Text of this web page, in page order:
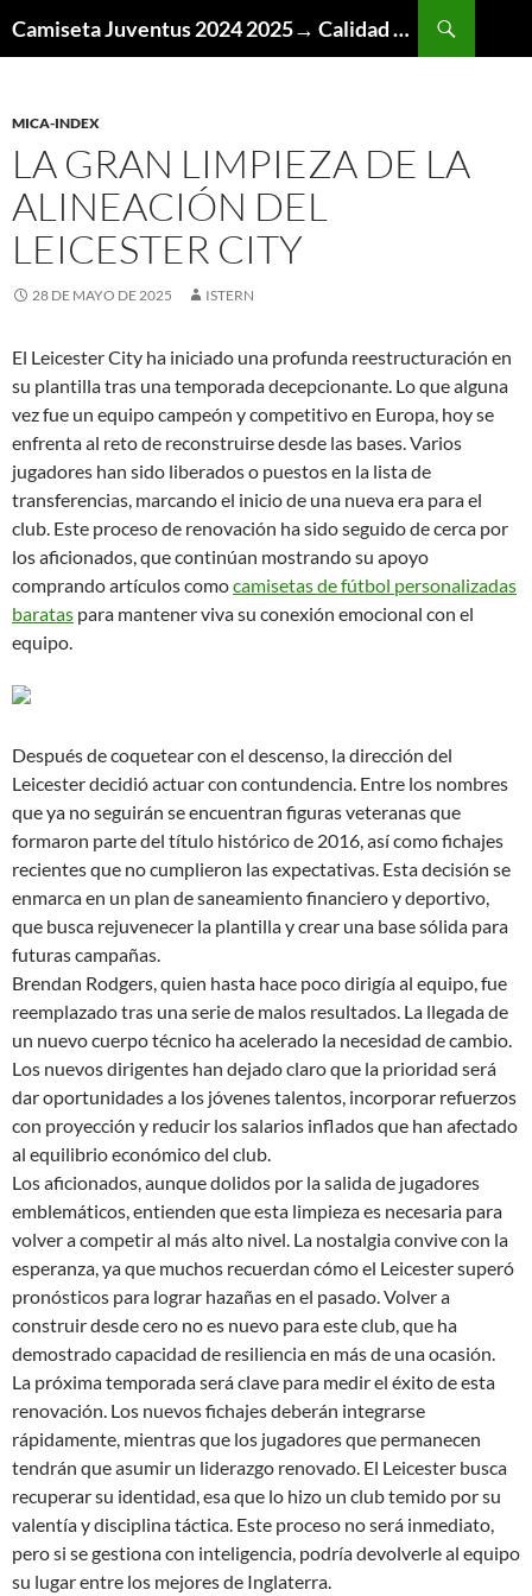
Camiseta Juventus 2024 2025→ Calidad Thai AAA
MICA-INDEX
LA GRAN LIMPIEZA DE LA
ALINEACIÓN DEL
LEICESTER CITY
28 DE MAYO DE 2025 ISTERN
El Leicester City ha iniciado una profunda reestructuración en
su plantilla tras una temporada decepcionante. Lo que alguna
vez fue un equipo campeón y competitivo en Europa, hoy se
enfrenta al reto de reconstruirse desde las bases. Varios
jugadores han sido liberados o puestos en la lista de
transferencias, marcando el inicio de una nueva era para el
club. Este proceso de renovación ha sido seguido de cerca por
los aficionados, que continúan mostrando su apoyo
comprando artículos comocamisetas de fútbol personalizadas
baratas para mantener viva su conexión emocional con el
equipo.
Después de coquetear con el descenso, la dirección del
Leicester decidió actuar con contundencia. Entre los nombres
que ya no seguirán se encuentran figuras veteranas que
formaron parte del título histórico de 2016, así como fichajes
recientes que no cumplieron las expectativas. Esta decisión se
enmarca en un plan de saneamiento financiero y deportivo,
que busca rejuvenecer la plantilla y crear una base sólida para
futuras campañas.
Brendan Rodgers, quien hasta hace poco dirigía al equipo, fue
reemplazado tras una serie de malos resultados. La llegada de
un nuevo cuerpo técnico ha acelerado la necesidad de cambio.
Los nuevos dirigentes han dejado claro que la prioridad será
dar oportunidades a los jóvenes talentos, incorporar refuerzos
con proyección y reducir los salarios inflados que han afectado
al equilibrio económico del club.
Los aficionados, aunque dolidos por la salida de jugadores
emblemáticos, entienden que esta limpieza es necesaria para
volver a competir al más alto nivel. La nostalgia convive con la
esperanza, ya que muchos recuerdan cómo el Leicester superó
pronósticos para lograr hazañas en el pasado. Volver a
construir desde cero no es nuevo para este club, que ha
demostrado capacidad de resiliencia en más de una ocasión.
La próxima temporada será clave para medir el éxito de esta
renovación. Los nuevos fichajes deberán integrarse
rápidamente, mientras que los jugadores que permanecen
tendrán que asumir un liderazgo renovado. El Leicester busca
recuperar su identidad, esa que lo hizo un club temido por su
valentía y disciplina táctica. Este proceso no será inmediato,
pero si se gestiona con inteligencia, podría devolverle al equipo
su lugar entre los mejores de Inglaterra.